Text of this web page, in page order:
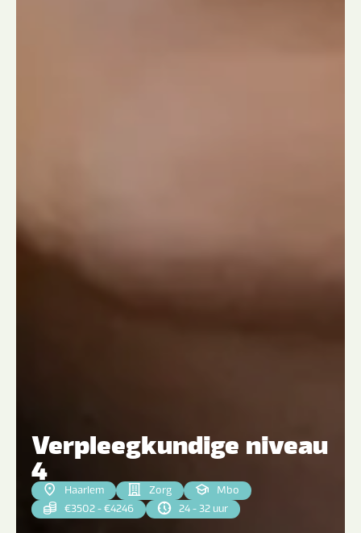
Verpleegkundige niveau
4
Haarlem Zorg
Mbo
€3502 - €4246
24 - 32 uur